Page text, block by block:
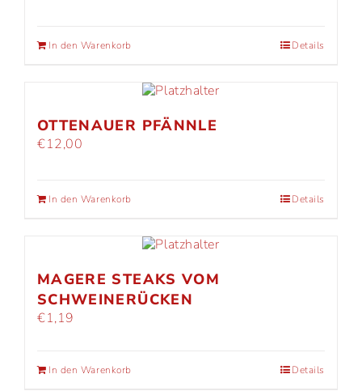
In den Warenkorb Details
OTTENAUER PFÄNNLE
€12,00
In den Warenkorb Details
MAGERE STEAKS VOM
SCHWEINERÜCKEN
€1,19
In den Warenkorb Details